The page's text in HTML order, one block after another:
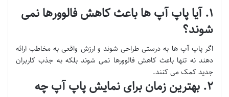
۱. آیا پاپ آپ ها باعث کاهش فالوورها نمی
شوند؟
اگر پاپ آپ ها به درستی طراحی شوند و ارزش واقعی به مخاطب ارائه
دهند نه تنها باعث کاهش فالوورها نمی شوند بلکه به جذب کاربران
جدید کمک می کنند.
۲. بهترین زمان برای نمایش پاپ آپ چه